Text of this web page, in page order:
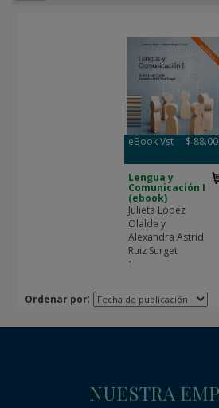
eBook Vst $
Lengua y
Comunicación I
(ebook)
Julieta López
Olalde y
Alexandra Astrid
Ruiz Surget
1
Ordenar por:
NUESTRA